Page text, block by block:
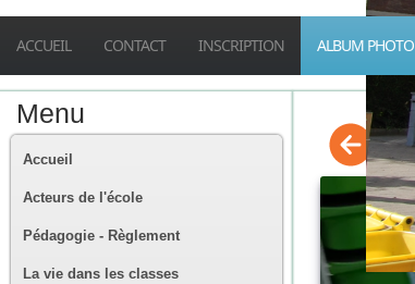
ACCUEIL CONTACT INSCRIPTION ALBUM PHOTO
Menu
Accueil
Acteurs de l'école
Pédagogie - Règlement
La vie dans les classes